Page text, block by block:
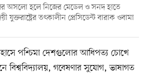
অসলো হলে নিজের মেডেল ও সনদ হাতে
যুক্তরাষ্ট্রের তৎকালীন প্রেসিডেন্ট বারাক ওবামা
পশ্চিমা দেশগুলোর আধিপত্য চোখে
বিশ্ববিদ্যালয়, গবেষণার সুযোগ, ভাষাগত